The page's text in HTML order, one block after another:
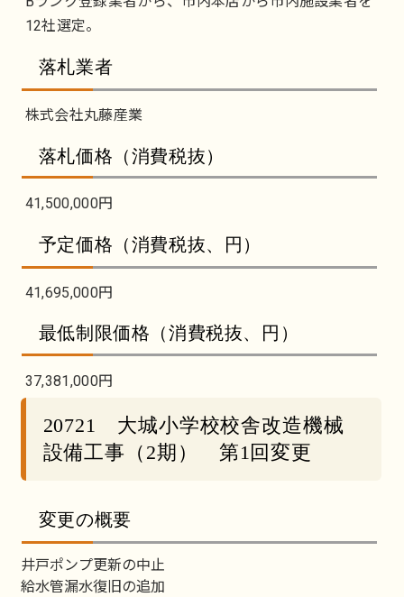
12社選定。
落札業者
株式会社丸藤産業
落札価格（消費税抜）
41,500,000円
予定価格（消費税抜、円）
41,695,000円
最低制限価格（消費税抜、円）
37,381,000円
20721 大城小学校校舎改造機械
設備工事（2期） 第1回変更
変更の概要
井戸ポンプ更新の中止
給水管漏水復旧の追加